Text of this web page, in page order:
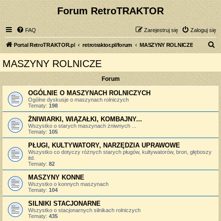
Forum RetroTRAKTOR
FAQ Zaloguj się
Zarejestruj się
Portal RetroTRAKTOR.pl retrotraktor.pl/forum MASZYNY ROLNICZE
MASZYNY ROLNICZE
Forum
OGÓLNIE O MASZYNACH ROLNICZYCH
Ogólne dyskusje o maszynach rolniczych
Tematy: 198
ŻNIWIARKI, WIĄZAŁKI, KOMBAJNY...
Wszystko o starych maszynach żniwnych ...
Tematy: 105
PŁUGI, KULTYWATORY, NARZĘDZIA UPRAWOWE
Wszystko co dotyczy różnych starych pługów, kultywatorów, bron, głęboszy
itd.
Tematy: 82
MASZYNY KONNE
Wszystko o konnych maszynach
Tematy: 104
SILNIKI STACJONARNE
Wszystko o stacjonarnych silnikach rolniczych
Tematy: 435